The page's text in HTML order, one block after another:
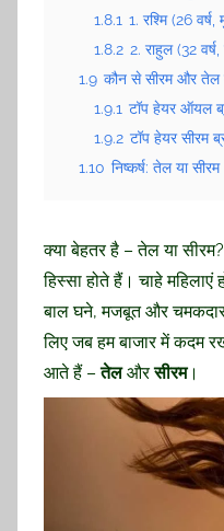
1.8.1 1. रश्मि (26 वर्ष,
1.8.2 2. राहुल (32 वर्ष,
1.9 कौन से सीरम और तेल
1.9.1 टॉप हेयर ऑयल
1.9.2 टॉप हेयर सीरम
1.10 निष्कर्ष: तेल या
क्या बेहतर है – तेल या
हिस्सा होते हैं। चाहे
बाल घने, मजबूत और
लिए जब हम बाजार में कदम
आते हैं –तेलऔरसीरम।